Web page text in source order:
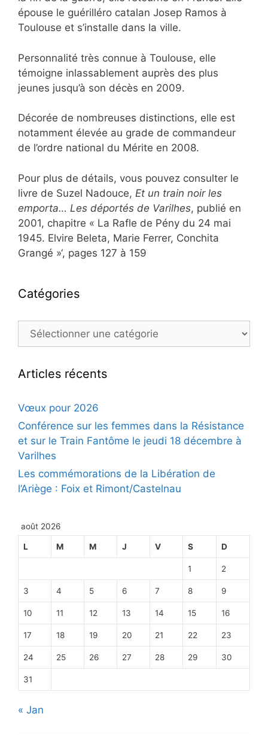
épouse le guérilléro catalan Josep Ramos à
Toulouse et s’installe dans la ville.
Personnalité très connue à Toulouse, elle
témoigne inlassablement auprès des plus
jeunes jusqu’à son décès en 2009.
Décorée de nombreuses distinctions, elle est
notamment élevée au grade de commandeur
de l’ordre national du Mérite en 2008.
Pour plus de détails, vous pouvez consulter le
livre de Suzel Nadouce, Et un train noir les
emporta… Les déportés de Varilhes, publié en
2001, chapitre « La Rafle de Pény du 24 mai
1945. Elvire Beleta, Marie Ferrer, Conchita
Grangé »‘, pages 127 à 159
Catégories
Catégories
Articles récents
Vœux pour 2026
Conférence sur les femmes dans la Résistance
et sur le Train Fantôme le jeudi 18 décembre à
Varilhes
Les commémorations de la Libération de
l’Ariège : Foix et Rimont/Castelnau
août 2026
L M M J V S D
1 2
3 4 5 6 7 8 9
10 11 12 13 14 15 16
17 18 19 20 21 22 23
24 25 26 27 28 29 30
31
« Jan